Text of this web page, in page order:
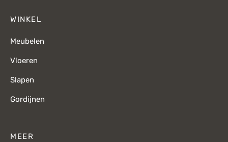
WINKEL
Meubelen
Vloeren
Slapen
Gordijnen
MEER